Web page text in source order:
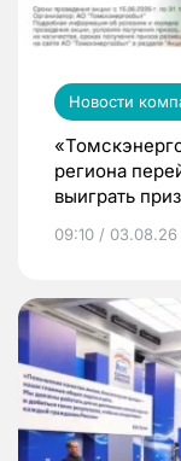
Новости
региона
выиграть
09:10 / 03.08.26